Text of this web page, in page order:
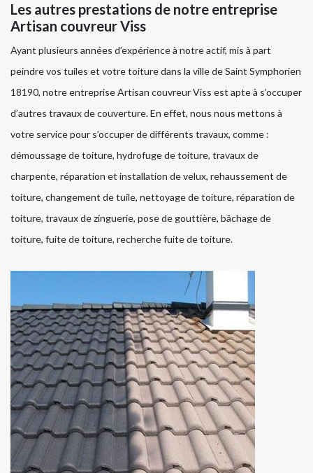
Les autres prestations de notre entreprise
Artisan couvreur Viss
Ayant plusieurs années d’expérience à notre actif, mis à part
peindre vos tuiles et votre toiture dans la ville de Saint Symphorien
18190, notre entreprise Artisan couvreur Viss est apte à s’occuper
d’autres travaux de couverture. En effet, nous nous mettons à
votre service pour s’occuper de différents travaux, comme :
démoussage de toiture, hydrofuge de toiture, travaux de
charpente, réparation et installation de velux, rehaussement de
toiture, changement de tuile, nettoyage de toiture, réparation de
toiture, travaux de zinguerie, pose de gouttière, bâchage de
toiture, fuite de toiture, recherche fuite de toiture.